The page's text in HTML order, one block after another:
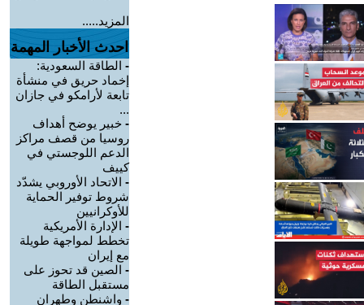
المزيد.....
احدث الأخبار المهمة
- الطاقة السعودية:
إخماد حريق في منشأة
تابعة لأرامكو في جازان
...
- خبير يوضح أهداف
روسيا من قصف مراكز
الدعم اللوجستي في
كييف
- الاتحاد الأوروبي يشدّد
شروط توفير الحماية
للأوكرانيين
- الإدارة الأمريكية
تخطط لمواجهة طويلة
مع إيران
- الصين قد تحوز على
مستقبل الطاقة
- واشنطن وطهران